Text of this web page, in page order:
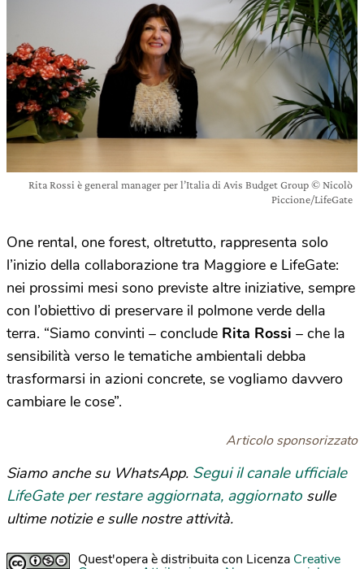
Rita Rossi è general manager per l’Italia di Avis Budget Group © Nicolò
Piccione/LifeGate
One rental, one forest, oltretutto, rappresenta solo
l’inizio della collaborazione tra Maggiore e LifeGate:
nei prossimi mesi sono previste altre iniziative, sempre
con l’obiettivo di preservare il polmone verde della
terra. “Siamo convinti – conclude Rita Rossi – che la
sensibilità verso le tematiche ambientali debba
trasformarsi in azioni concrete, se vogliamo davvero
cambiare le cose”.
Articolo sponsorizzato
Siamo anche su WhatsApp. Segui il canale ufficiale
LifeGate per restare aggiornata, aggiornato sulle
ultime notizie e sulle nostre attività.
Quest'opera è distribuita con Licenza Creative